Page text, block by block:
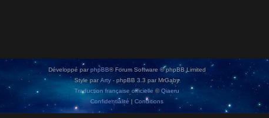
Développé parphpBB® Forum Software © phpBB Limited
Style par Arty - phpBB 3.3 par MrGaby
Traduction française officielle ©Qiaeru
Confidentialité | Conditions